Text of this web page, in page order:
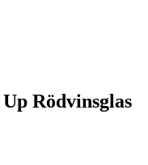
Rödvinsglas